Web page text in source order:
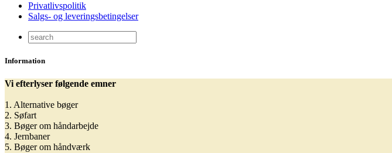
Privatlivspolitik
Salgs- og leveringsbetingelser
Information
Vi efterlyser følgende emner
1. Alternative bøger
2. Søfart
3. Bøger om håndarbejde
4. Jernbaner
5. Bøger om håndværk